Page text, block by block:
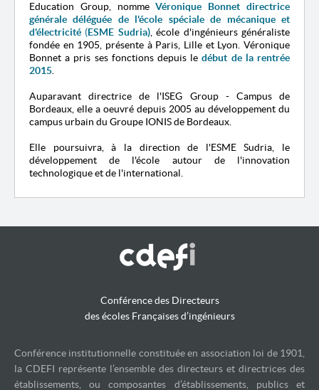
Education Group, nommeVéronique Bonnet directrice
générale déléguée de l'école spéciale de mécanique et
d'électricité (ESME Sudria), école d'ingénieurs généraliste
fondée en 1905, présente à Paris, Lille et Lyon. Véronique
Bonnet a pris ses fonctions depuis ledébut de la rentrée
2015
Auparavant directrice de l'ISEG Group - Campus de
Bordeaux, elle a oeuvré depuis 2005 au développement du
campus urbain du Groupe IONIS de Bordeaux.
Elle poursuivra, à la direction de l'ESME Sudria, le
développement de l'école autour de l'innovation
technologique et de l'international.
Conférence des Directeurs
des écoles Françaises d’ingénieurs
Conférence institutionnelle constituée en association loi de 1901,
la CDEFI représente l’ensemble des directeurs et directrices des
établissements, ou composantes d’établissements, publics et